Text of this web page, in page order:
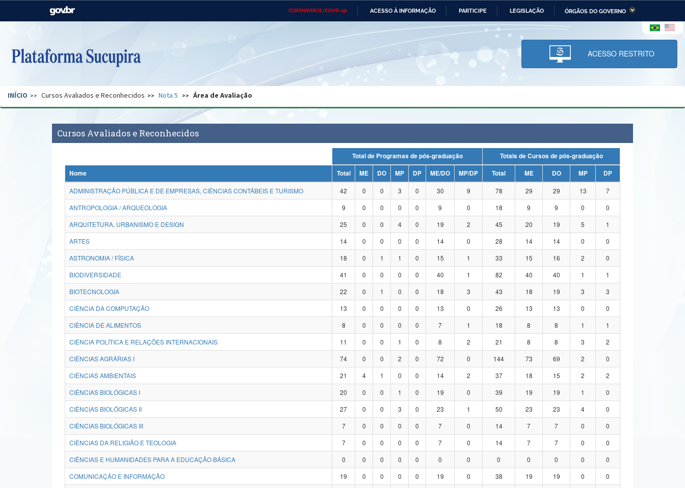
CORONAVÍRUS (COVID-19) ACESSO À INFORMAÇÃO PARTICIPE LEGISLAÇÃO ÓRGÃOS DO GOVERNO
Casa Civil Ministério das Relações Ministério da Economia Ministério da Infraestrutura
Pecuária e Abastecimento
Ministério da Ciência,
Tecnologia, Inovações e
Comunicações
Ministério do Desenvolvimento
Regional e dos Direitos Humanos
Secretaria de Governo Gabinete de Segurança Advocacia-Geral da União Banco Central do Brasil Planalto
ACESSO RESTRITO
INÍCIO Cursos Avaliados e Reconhecidos Nota 5 Área de Avaliação
Cursos Avaliados e Reconhecidos
Total de Programas de pós-graduação
Totais de Cursos de pós-graduação
Nome
Total ME DO MP DP ME/DO MP/DP Total ME DO MP
DP
ADMINISTRAÇÃO PÚBLICA E DE EMPRESAS, CIÊNCIAS CONTÁBEIS E TURISMO
42 0 0 3 0 30 9 78 29 29 13
7
ANTROPOLOGIA / ARQUEOLOGIA
9 0 0 0 0 9 0 18 9 9 0
0
ARQUITETURA, URBANISMO E DESIGN
25 0 0 4 0 19 2 45 20 19 5
1
ARTES
14 0 0 0 0 14 0 28 14 14 0
0
ASTRONOMIA / FÍSICA
18 0 1 1 0 15 1 33 15 16 2
0
BIODIVERSIDADE
41 0 0 0 0 40 1 82 40 40 1
1
BIOTECNOLOGIA
22 0 1 0 0 18 3 43 18 19 3
3
CIÊNCIA DA COMPUTAÇÃO
13 0 0 0 0 13 0 26 13 13 0
0
CIÊNCIA DE ALIMENTOS
8 0 0 0 0 7 1 18 8 8 1
1
CIÊNCIA POLÍTICA E RELAÇÕES INTERNACIONAIS
11 0 0 1 0 8 2 21 8 8 3
2
CIÊNCIAS AGRÁRIAS I
74 0 0 2 0 72 0 144 73 69 2
0
CIÊNCIAS AMBIENTAIS
21 4 1 0 0 14 2 37 18 15 2
2
CIÊNCIAS BIOLÓGICAS I
20 0 0 1 0 19 0 39 19 19 1
0
CIÊNCIAS BIOLÓGICAS II
27 0 0 3 0 23 1 50 23 23 4
0
CIÊNCIAS BIOLÓGICAS III
7 0 0 0 0 7 0 14 7 7 0
0
CIÊNCIAS DA RELIGIÃO E TEOLOGIA
7 0 0 0 0 7 0 14 7 7 0
0
CIÊNCIAS E HUMANIDADES PARA A EDUCAÇÃO BÁSICA
0 0 0 0 0 0 0 0 0 0 0
0
COMUNICAÇÃO E INFORMAÇÃO
19 0 0 0 0 19 0 38 19 19 0
0